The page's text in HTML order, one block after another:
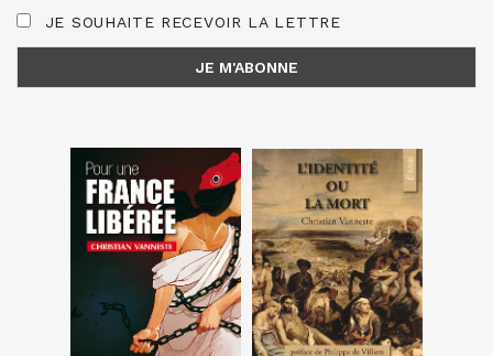
JE SOUHAITE RECEVOIR LA LETTRE